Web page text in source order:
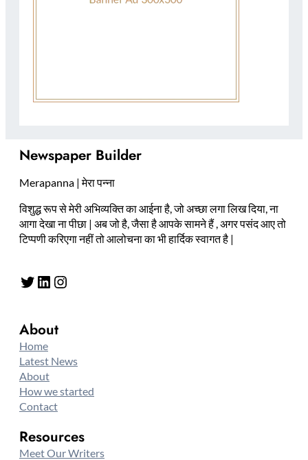
Newspaper Builder
Merapanna | मेरा पन्ना
विशुद्ध रूप से मेरी अभिव्यक्ति का आईना है, जो अच्छा लगा लिख दिया, ना
आगा देखा ना पीछा | अब जो है, जैसा है आपके सामने हैं , अगर पसंद आए तो
टिप्पणी करिएगा नहीं तो आलोचना का भी हार्दिक स्वागत है |
Twitter LinkedIn Instagram
About
Home
Latest News
About
How we started
Contact
Resources
Meet Our Writers